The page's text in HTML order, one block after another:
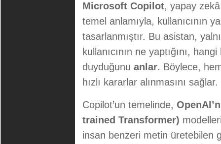
Microsoft Copilot, yapay
temel anlamıyla, kullanıcının
tasarlanmıştır. Bu asistan,
kullanıcının ne yaptığını,
duyduğunu anlar. Böylece,
hızlı kararlar alınmasını sağlar.
Copilot’un temelinde,
trained Transformer)
insan benzeri metin üretebilen